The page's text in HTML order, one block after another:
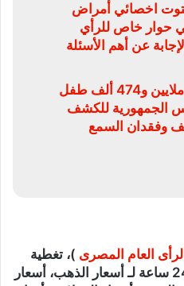
اخصائي أمراض
في حوار خاص للرأي
عن أهم الأسئلة
الصحة: فحص 5 ملايين و474 ألف طفل
الجمهورية للكشف
وفقدان السمع
العام المصرى )، تغطية
ورصدًا مستمرًّا على مدار الـ 24 ساعة لـ أسعار الذهب، أسعار